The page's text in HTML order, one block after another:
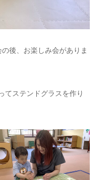
後、お楽しみ会がありま
てステンドグラスを作り